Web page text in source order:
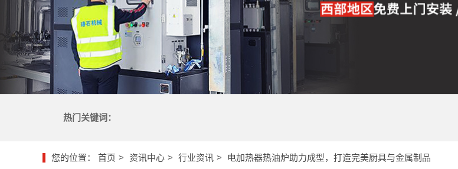
热门关键词：
您的位置： 首页 资讯中心 行业资讯 电加热器热油炉助力成型，打造完美厨具与金属制品